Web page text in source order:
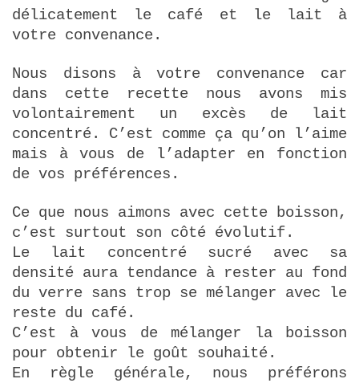
délicatement le café et le lait à
votre convenance.
Nous disons à votre convenance car
dans cette recette nous avons mis
volontairement un excès de lait
concentré. C’est comme ça qu’on l’aime
mais à vous de l’adapter en fonction
de vos préférences.
Ce que nous aimons avec cette boisson,
c’est surtout son côté évolutif.
Le lait concentré sucré avec sa
densité aura tendance à rester au fond
du verre sans trop se mélanger avec le
reste du café.
C’est à vous de mélanger la boisson
pour obtenir le goût souhaité.
En règle générale, nous préférons